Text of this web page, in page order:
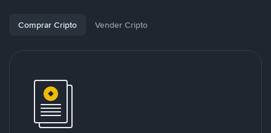
Comprar Cripto Vender Cripto